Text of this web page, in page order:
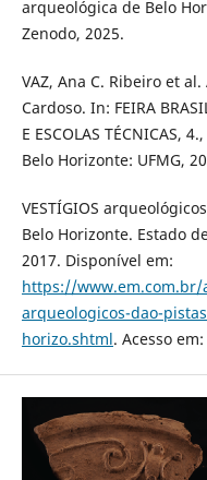
arqueológica de Belo
Zenodo, 2025.
VAZ, Ana C. Ribeiro et
Cardoso. In: FEIRA
E ESCOLAS TÉCNICAS,
Belo Horizonte: UFMG,
VESTÍGIOS
Belo Horizonte. Estado
2017. Disponível em:
https://
arqueologicos-dao-
horizo.shtml. Acesso